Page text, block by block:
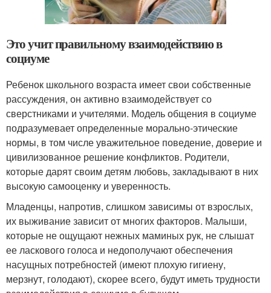
Это учит правильному взаимодействию в
социуме
Ребенок школьного возраста имеет свои собственные
рассуждения, он активно взаимодействует со
сверстниками и учителями. Модель общения в социуме
подразумевает определенные морально-этические
нормы, в том числе уважительное поведение, доверие и
цивилизованное решение конфликтов. Родители,
которые дарят своим детям любовь, закладывают в них
высокую самооценку и уверенность.
Младенцы, напротив, слишком зависимы от взрослых,
их выживание зависит от многих факторов. Малыши,
которые не ощущают нежных маминых рук, не слышат
ее ласкового голоса и недополучают обеспечения
насущных потребностей (имеют плохую гигиену,
мерзнут, голодают), скорее всего, будут иметь трудности